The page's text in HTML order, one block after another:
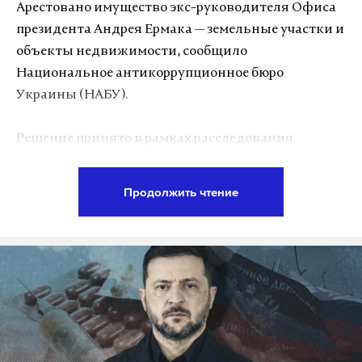
работает там, где тормозит интернет.
А еще мы есть вTelegram,ДзениVK.
Telegram
Дзен
Арестовано имущество экс-руководителя Офиса
президента Андрея Ермака — земельные участки и
объекты недвижимости, сообщило
Национальное антикоррупционное бюро
Украины (НАБУ).
Решение принято в рамках расследования
объектов в Козине под Киевом.
Ермак, как полагают украинские силовики,
входил в организованную группу, причастную к
отмыванию средств через кооператив «Династия»
и компанию «Солнечный берег».
Продолжить чтение